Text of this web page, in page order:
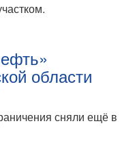
области
сняли ещё в